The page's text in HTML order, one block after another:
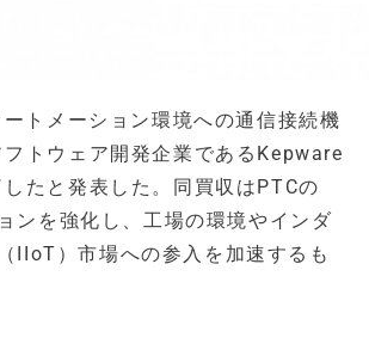
トメーション環境への通信接続機
トウェア開発企業であるKepware
たと発表した。同買収はPTCの
ンを強化し、工場の環境やインダ
IIoT）市場への参入を加速するも